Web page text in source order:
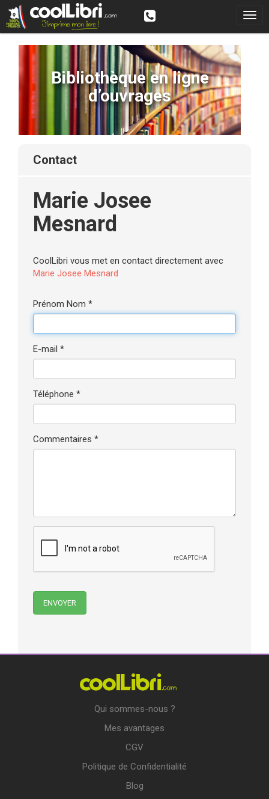
Bibliothèque en ligne
d’ouvrages
contact
Marie Josee
Mesnard
CoolLibri vous met en contact directement avec
Marie Josee Mesnard
Prénom Nom *
E-mail *
Téléphone *
Commentaires *
Qui sommes-nous ?
Mes avantages
CGV
Politique de Confidentialité
Blog